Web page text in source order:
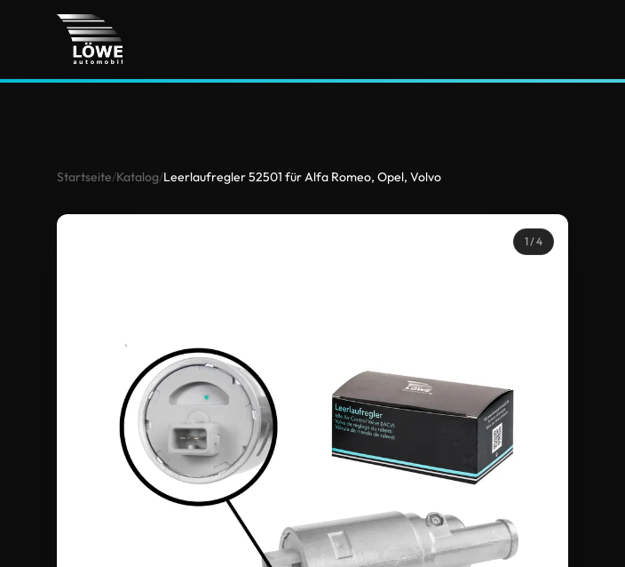
Startseite/Katalog/Leerlaufregler 52501 für Alfa Romeo, Opel, Volvo
1/ 4